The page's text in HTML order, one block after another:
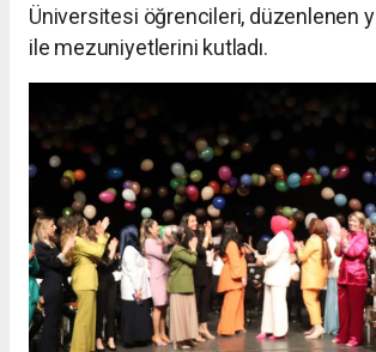
Üniversitesi öğrencileri, düzenlenen
ile mezuniyetlerini kutladı.